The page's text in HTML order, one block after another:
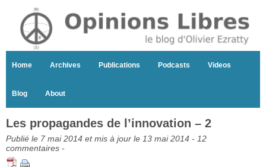
Home Archives Publications Podcasts Videos
Blog About
Les propagandes de l’innovation – 2
Publié le 7 mai 2014 et mis à jour le 13 mai 2014 - 12
commentaires -